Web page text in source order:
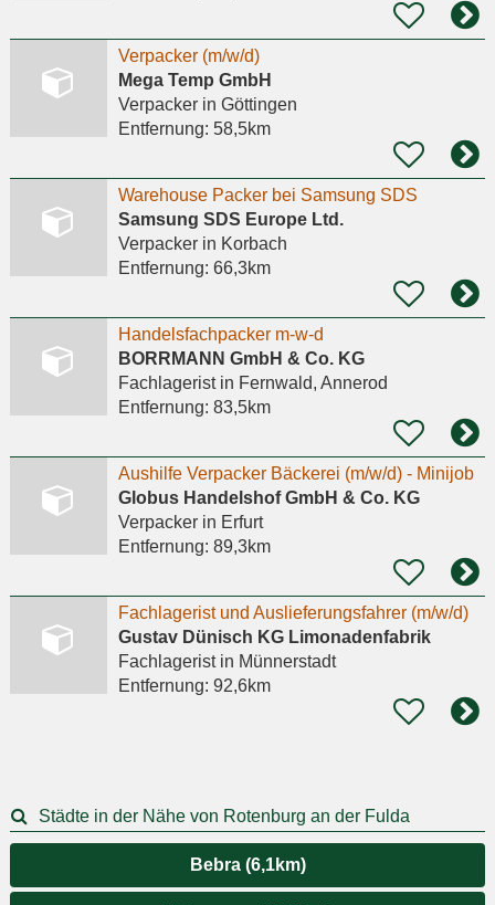
Verpacker (m/w/d)
Mega Temp GmbH
Verpackerin Göttingen
Entfernung: 58,5km
Warehouse Packer bei Samsung SDS
Samsung SDS Europe Ltd.
Verpackerin Korbach
Entfernung: 66,3km
Handelsfachpacker m-w-d
BORRMANN GmbH & Co. KG
Fachlageristin Fernwald, Annerod
Entfernung: 83,5km
Aushilfe Verpacker Bäckerei (m/w/d) - Minijob
Globus Handelshof GmbH & Co. KG
Verpackerin Erfurt
Entfernung: 89,3km
Fachlagerist und Auslieferungsfahrer (m/w/d)
Gustav Dünisch KG Limonadenfabrik
Fachlageristin Münnerstadt
Entfernung: 92,6km
Städte in der Nähe von Rotenburg an der Fulda
Bebra (6,1km)